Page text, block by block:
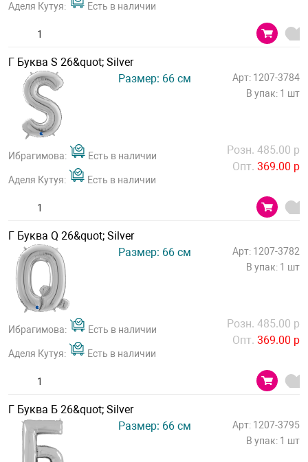
Аделя Кутуя: Есть в наличии
Г Буква S 26&quot; Silver
Размер: 66 см
Арт: 1207-3784
В упак: 1 шт
Ибрагимова: Есть в наличии
Аделя Кутуя: Есть в наличии
Розн. 485.00 р
Опт. 369.00 р
Г Буква Q 26&quot; Silver
Размер: 66 см
Арт: 1207-3782
В упак: 1 шт
Ибрагимова: Есть в наличии
Аделя Кутуя: Есть в наличии
Розн. 485.00 р
Опт. 369.00 р
Г Буква Б 26&quot; Silver
Размер: 66 см
Арт: 1207-3795
В упак: 1 шт